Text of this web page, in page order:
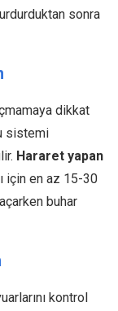
sonra
dikkat
sistemi
Hararet yapan
için en az 15-30
buhar
kontrol